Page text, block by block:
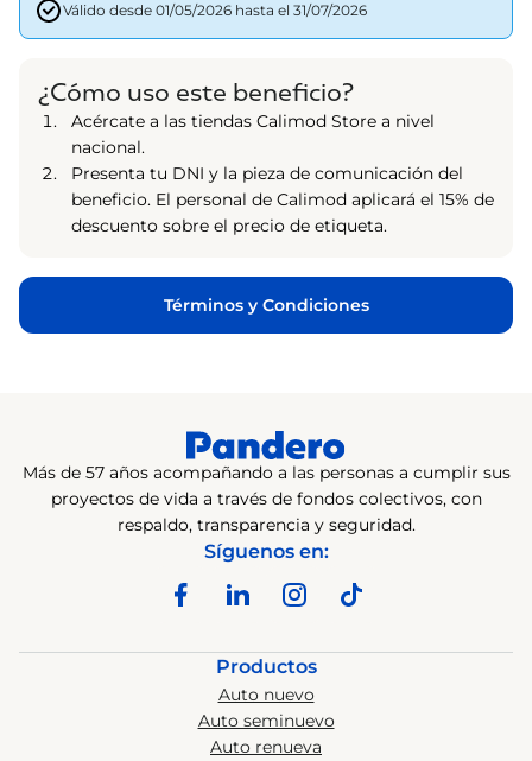
Válido desde 01/05/2026 hasta el 31/07/2026
¿Cómo uso este beneficio?
Acércate a las tiendas Calimod Store a nivel
nacional.
Presenta tu DNI y la pieza de comunicación del
beneficio. El personal de Calimod aplicará el 15% de
descuento sobre el precio de etiqueta.
Términos y Condiciones
Más de 57 años acompañando a las personas a cumplir sus
proyectos de vida a través de fondos colectivos, con
respaldo, transparencia y seguridad.
Síguenos en:
Productos
Auto nuevo
Auto seminuevo
Auto renueva